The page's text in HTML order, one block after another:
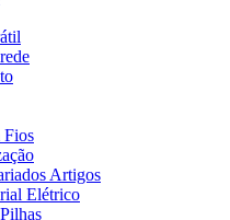
Fios
Artigos
Elétrico